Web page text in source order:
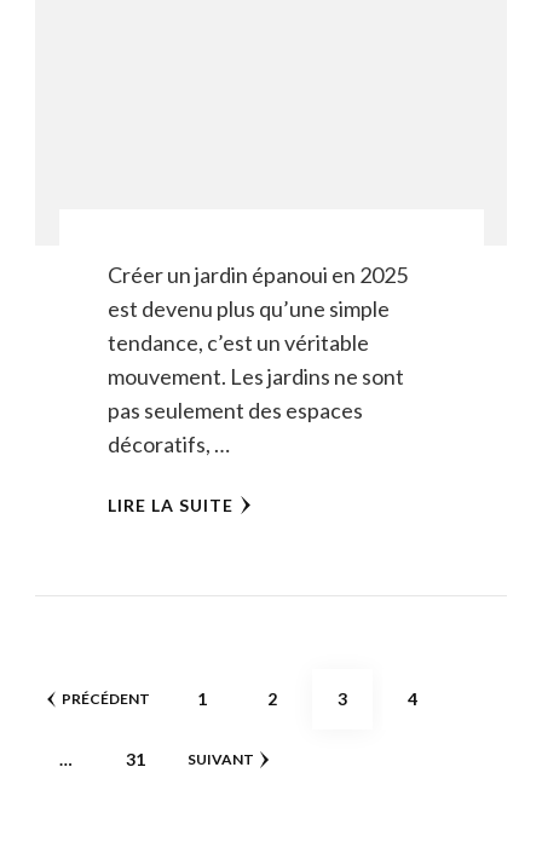
Créer un jardin épanoui en 2025
est devenu plus qu’une simple
tendance, c’est un véritable
mouvement. Les jardins ne sont
pas seulement des espaces
décoratifs, …
LIRE LA SUITE
Pagination
publications
PRÉCÉDENT PAGE
1 PAGE
2 PAGE
3 PAGE
4
… PAGE
31 SUIVANT